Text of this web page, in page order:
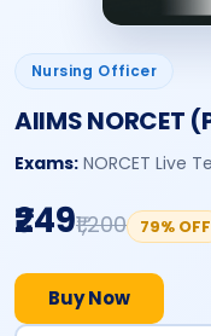
Nursing Officer
AIIMS NORCET
Exams: NORCET Live
₹249₹1,200 79% OFF
Buy Now